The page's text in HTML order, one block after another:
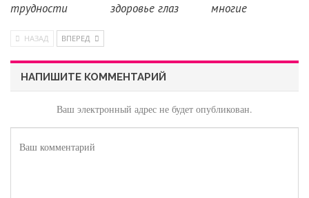
трудности
здоровье глаз
многие
НАЗАД ВПЕРЕД
НАПИШИТЕ КОММЕНТАРИЙ
Ваш электронный адрес не будет опубликован.